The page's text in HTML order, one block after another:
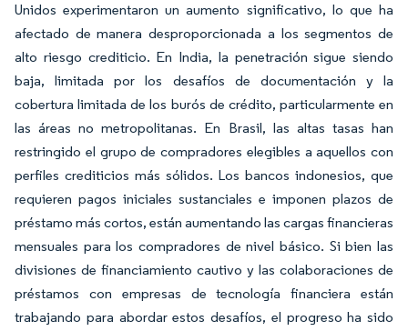
Unidos experimentaron un aumento significativo, lo que ha
afectado de manera desproporcionada a los segmentos de
alto riesgo crediticio. En India, la penetración sigue siendo
baja, limitada por los desafíos de documentación y la
cobertura limitada de los burós de crédito, particularmente en
las áreas no metropolitanas. En Brasil, las altas tasas han
restringido el grupo de compradores elegibles a aquellos con
perfiles crediticios más sólidos. Los bancos indonesios, que
requieren pagos iniciales sustanciales e imponen plazos de
préstamo más cortos, están aumentando las cargas financieras
mensuales para los compradores de nivel básico. Si bien las
divisiones de financiamiento cautivo y las colaboraciones de
préstamos con empresas de tecnología financiera están
trabajando para abordar estos desafíos, el progreso ha sido